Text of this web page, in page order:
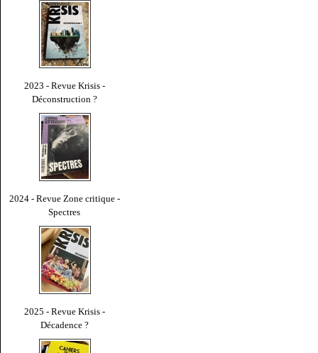
2023 - Revue Krisis -
Déconstruction ?
2024 - Revue Zone critique -
Spectres
2025 - Revue Krisis -
Décadence ?